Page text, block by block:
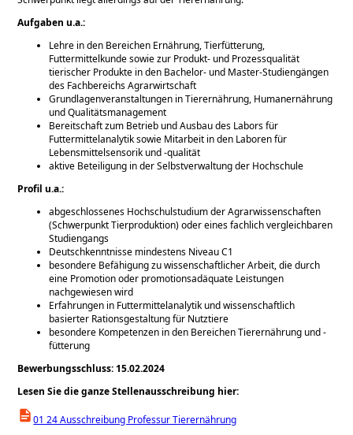
Aufgaben u.a.:
Lehre in den Bereichen Ernährung, Tierfütterung,
Futtermittelkunde sowie zur Produkt- und Prozessqualität
tierischer Produkte in den Bachelor- und Master-Studiengängen
des Fachbereichs Agrarwirtschaft
Grundlagenveranstaltungen in Tierernährung, Humanernährung
und Qualitätsmanagement
Bereitschaft zum Betrieb und Ausbau des Labors für
Futtermittelanalytik sowie Mitarbeit in den Laboren für
Lebensmittelsensorik und -qualität
aktive Beteiligung in der Selbstverwaltung der Hochschule
Profil u.a.:
abgeschlossenes Hochschulstudium der Agrarwissenschaften
(Schwerpunkt Tierproduktion) oder eines fachlich vergleichbaren
Studiengangs
Deutschkenntnisse mindestens Niveau C1
besondere Befähigung zu wissenschaftlicher Arbeit, die durch
eine Promotion oder promotionsadäquate Leistungen
nachgewiesen wird
Erfahrungen in Futtermittelanalytik und wissenschaftlich
basierter Rationsgestaltung für Nutztiere
besondere Kompetenzen in den Bereichen Tierernährung und -
fütterung
Bewerbungsschluss: 15.02.2024
Lesen Sie die ganze Stellenausschreibung hier:
01 24 Ausschreibung Professur Tierernährung